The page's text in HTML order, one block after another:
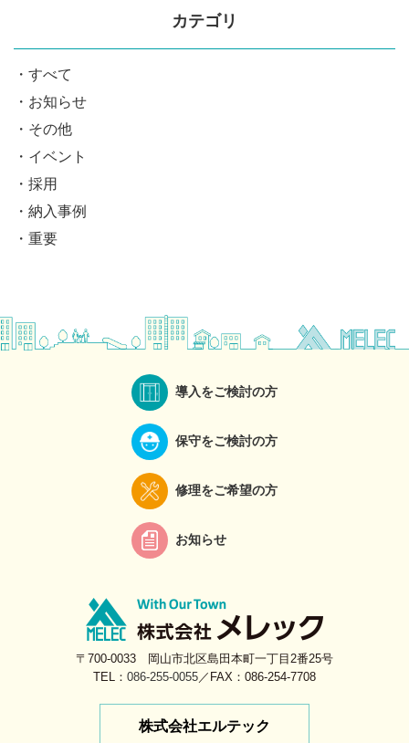
カテゴリ
すべて
お知らせ
その他
イベント
採用
納入事例
重要
導入をご検討の方
保守をご検討の方
修理をご希望の方
お知らせ
〒700-0033 岡山市北区島田本町一丁目2番25号
TEL： 086-255-0055 ／FAX：086-254-7708
株式会社エルテック